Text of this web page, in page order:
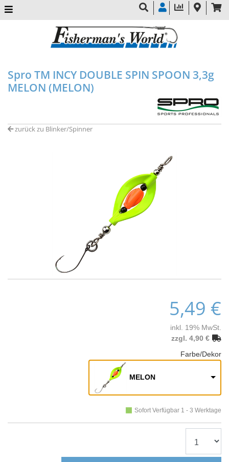
Spro TM INCY DOUBLE SPIN SPOON 3,3g
MELON (MELON)
zurück zu Blinker/Spinner
5,49 €
inkl. 19% MwSt.
zzgl. 4,90 €
Farbe/Dekor
MELON
Sofort Verfügbar 1 - 3 Werktage